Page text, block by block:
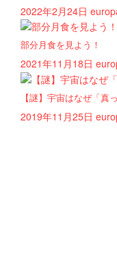
2022年2月24日
部分月食を見よう！
2021年11月18日
【謎】宇宙はなぜ「真
2019年11月25日